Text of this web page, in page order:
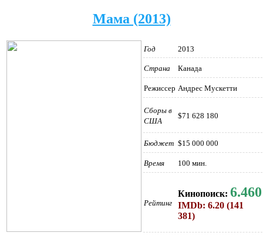
Мама (2013)
Год 2013
Страна Канада
Режиссер Андрес Мускетти
Сборы в
США
$71 628 180
Бюджет $15 000 000
Время 100 мин.
Рейтинг
Кинопоиск: 6.460
IMDb: 6.20 (141
381)